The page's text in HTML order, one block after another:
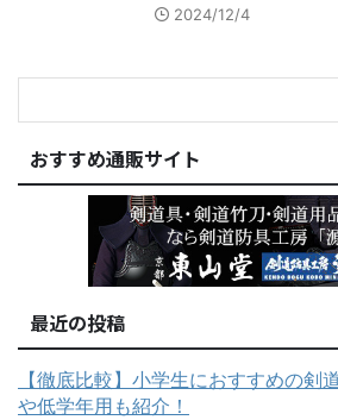
2024/12/4
おすすめ通販サイト
最近の投稿
【徹底比較】小学生におすすめの剣
や低学年用も紹介！